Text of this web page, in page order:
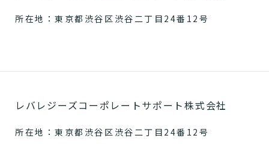
所在地：東京都渋谷区渋谷二丁目24番12号
レバレジーズコーポレートサポート株式会社
所在地：東京都渋谷区渋谷二丁目24番12号